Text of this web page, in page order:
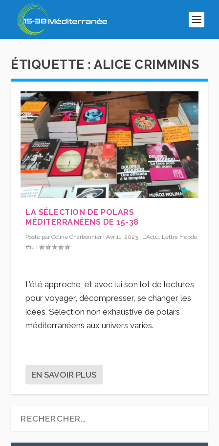
ÉTIQUETTE :ALICE CRIMMINS
LA SÉLECTION DE POLARS
MÉDITERRANÉENS DE 15-38
Posté parColine Charbonnier |Avr 11, 2023 | L'Actu Lettre Hebdo
#14 |
L’été approche, et avec lui son lot de lectures
pour voyager, décompresser, se changer les
idées. Sélection non exhaustive de polars
méditerranéens aux univers variés.
EN SAVOIR PLUS